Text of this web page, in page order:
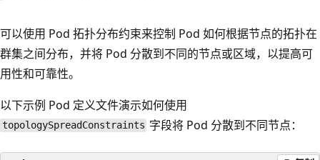
可以使用 Pod 拓扑分布约束来控制 Pod 如何根据节点的拓扑在
群集之间分布，并将 Pod 分散到不同的节点或区域，以提高可
用性和可靠性。
以下示例 Pod 定义文件演示如何使用
topologySpreadConstraints 字段将 Pod 分散到不同节点：